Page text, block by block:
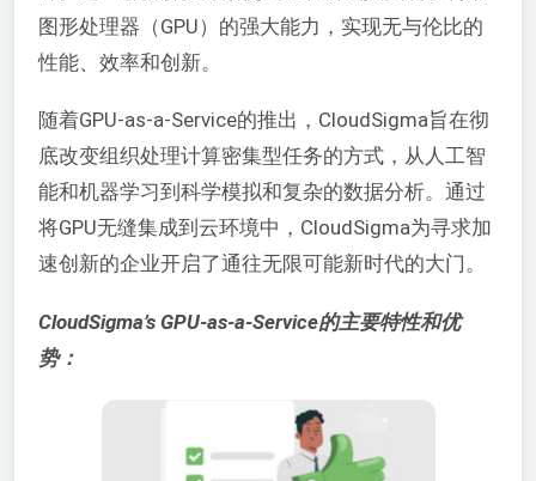
图形处理器（GPU）的强大能力，实现无与伦比的
性能、效率和创新。
随着GPU-as-a-Service的推出，CloudSigma旨在彻
底改变组织处理计算密集型任务的方式，从人工智
能和机器学习到科学模拟和复杂的数据分析。通过
将GPU无缝集成到云环境中，CloudSigma为寻求加
速创新的企业开启了通往无限可能新时代的大门。
CloudSigma’s GPU-as-a-Service的主要特性和优
势：